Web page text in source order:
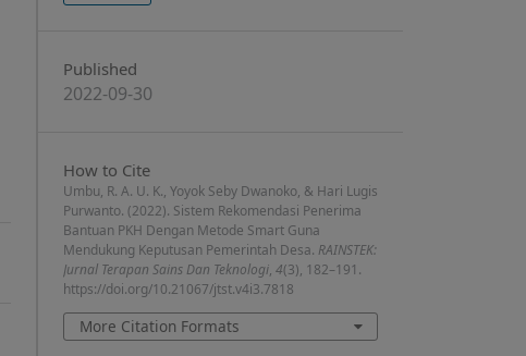
Published
2022-09-30
How to Cite
Umbu, R. A. U. K., Yoyok Seby Dwanoko, & Hari Lugis
Purwanto. (2022). Sistem Rekomendasi Penerima
Bantuan PKH Dengan Metode Smart Guna
Mendukung Keputusan Pemerintah Desa. RAINSTEK:
Jurnal Terapan Sains Dan Teknologi,4(3), 182–191.
https://doi.org/10.21067/jtst.v4i3.7818
More Citation Formats